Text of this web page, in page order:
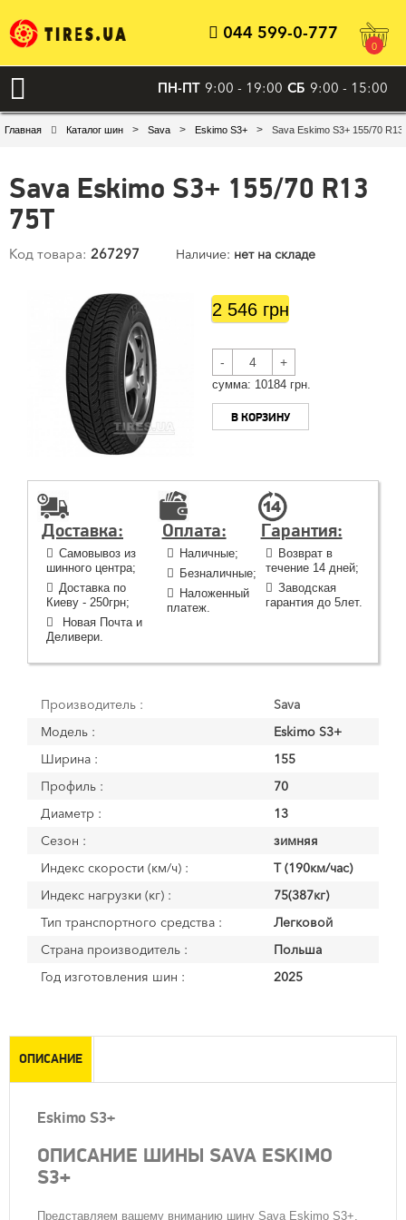
044 599-0-777
0
ПН-ПТ 9:00 - 19:00 СБ 9:00 - 15:00
Главная Каталог шин > Sava > Eskimo S3+ > Sava Eskimo S3+ 155/70 R13
Sava Eskimo S3+ 155/70 R13
75T
Код товара: 267297 Наличие: нет на складе
2 546 грн
- +
cумма: 10184 грн.
В КОРЗИНУ
Доставка:
Самовывоз из
шинного центра;
Доставка по
Киеву - 250грн;
Новая Почта и
Деливери.
Оплата:
Наличные;
Безналичные;
Наложенный
платеж.
Гарантия:
Возврат в
течение 14 дней;
Заводская
гарантия до 5лет.
Производитель :
Sava
Модель :
Eskimo S3+
Ширина :
155
Профиль :
70
Диаметр :
13
Сезон :
зимняя
Индекс скорости (км/ч) :
T (190км/час)
Индекс нагрузки (кг) :
75(387кг)
Тип транспортного средства :
Легковой
Страна производитель :
Польша
Год изготовления шин :
2025
ОПИСАНИЕ
Eskimo S3+
ОПИСАНИЕ ШИНЫ SAVA ESKIMO
S3+
Представляем вашему вниманию шину Sava Eskimo S3+,